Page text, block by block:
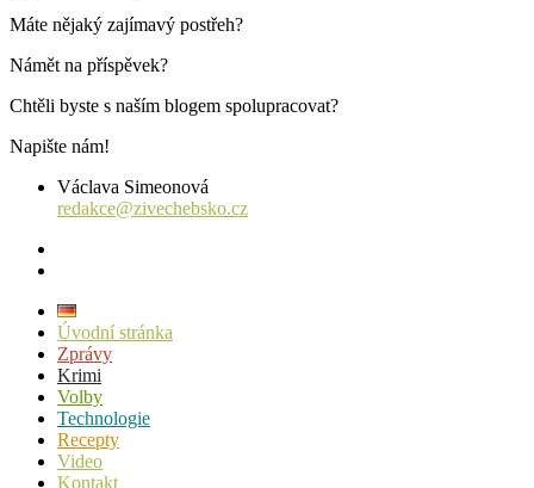
Máte nějaký zajímavý postřeh?
Námět na příspěvek?
Chtěli byste s naším blogem spolupracovat?
Napište nám!
Václava Simeonová
redakce@zivechebsko.cz
Úvodní stránka
Zprávy
Krimi
Volby
Technologie
Recepty
Video
Kontakt